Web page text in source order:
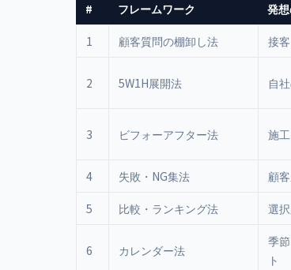
# フレームワーク 発
1 顧客質問の棚卸し法 接
2 5W1H展開法 自
3 ビフォーアフター法 施
4 失敗・NG集法 顧
5 比較・ランキング法 選
6 カレンダー法
季
ト